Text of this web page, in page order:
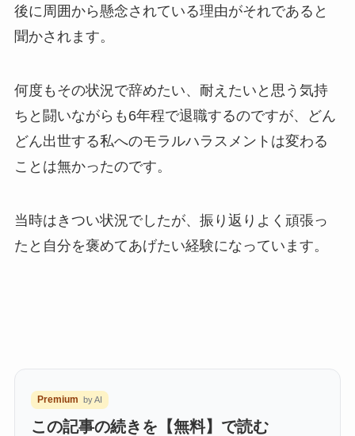
後に周囲から懸念されている理由がそれであると
聞かされます。
何度もその状況で辞めたい、耐えたいと思う気持
ちと闘いながらも6年程で退職するのですが、どん
どん出世する私へのモラルハラスメントは変わる
ことは無かったのです。
当時はきつい状況でしたが、振り返りよく頑張っ
たと自分を褒めてあげたい経験になっています。
Premium by AI
この記事の続きを【無料】で読む